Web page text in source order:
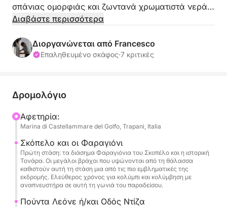
σπάνιας ομορφιάς και ζωντανά χρωματιστά νερά.
Θα πλεύσουμε δίπλα από τα εντυπωσιακά
βραχώδεις σχηματισμούς που υψώνονται από τη
θάλασσα, πριν συνεχίσουμε προς την Κάλα Ντίσα,
φύση.
Κατά τη διάρκεια του ταξιδιού, θα κάνουμε αρκετές
στάσεις για δροσιστικές βουτιές, κολύμβηση με
αναπνευστήρα ανάμεσα στον κρυστάλλινο βυθό
και στιγμές απόλυτης χαλάρωσης, νανουρισμένοι
από τον ρυθμό της θάλασσας. Η διαδρομή
συνεχίζεται κατά μήκος της άγριας έκτασης του
Τόρε Ούτσο, όπου η ακτή αποκαλύπτεται στην πιο
αυθεντική της μορφή, ανάμεσα σε γκρεμούς και
Διαβάστε περισσότερα
Διοργανώνεται από Francesco
Επαληθευμένο σκάφος·7 κριτικές
Δρομολόγιο
Αφετηρία:
Marina di Castellammare del Golfo, Trapani, Italia
Σκόπελο και οι Φαραγιόνι
Πρώτη στάση: τα διάσημα Φαραγιόνια του Σκοπέλο και η ιστορική
Τονάρα. Οι μεγάλοι βράχοι που υψώνονται από τη θάλασσα
καθιστούν αυτή τη στάση μια από τις πιο εμβληματικές της
εκδρομής. Ελεύθερος χρόνος για κολύμπι και κολύμβηση με
αναπνευστήρα σε αυτή τη γωνιά του παραδείσου.
Πούντα Λεόνε ή/και Οδός Ντίζα